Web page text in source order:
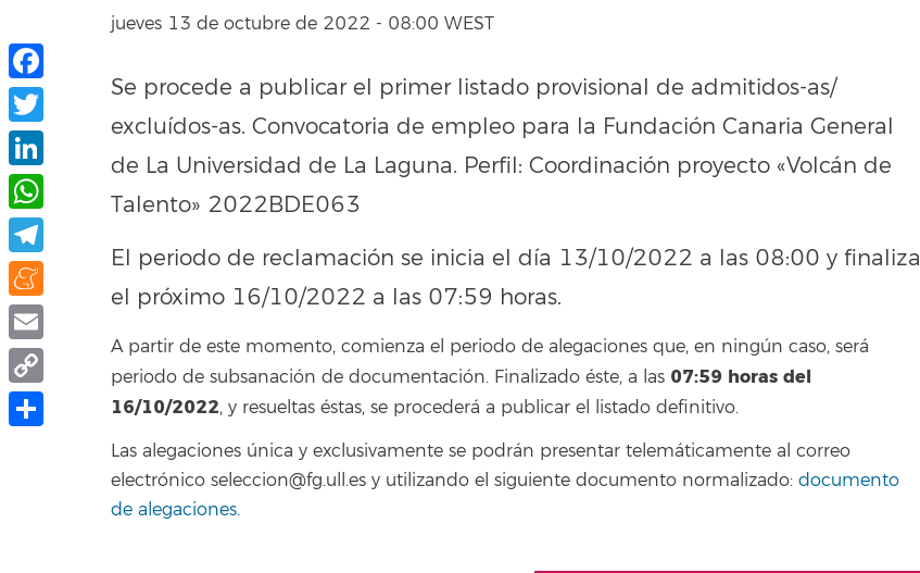
jueves 13 de octubre de 2022 - 08:00 WEST
Se procede a publicar el primer listado provisional de admitidos-as/
excluídos-as. Convocatoria de empleo para la Fundación Canaria General
de La Universidad de La Laguna. Perfil: Coordinación proyecto «Volcán de
Talento» 2022BDE063
El periodo de reclamación se inicia el día 13/10/2022 a las 08:00 y finaliza
el próximo 16/10/2022 a las 07:59 horas.
A partir de este momento, comienza el periodo de alegaciones que, en ningún caso, será
periodo de subsanación de documentación. Finalizado éste, a las 07:59 horas del
16/10/2022, y resueltas éstas, se procederá a publicar el listado definitivo.
Las alegaciones única y exclusivamente se podrán presentar telemáticamente al correo
electrónico seleccion@fg.ull.es y utilizando el siguiente documento normalizado: documento
de alegaciones.
Facebook
Twitter
LinkedIn
WhatsApp
Telegram
Meneame
Email
Copy